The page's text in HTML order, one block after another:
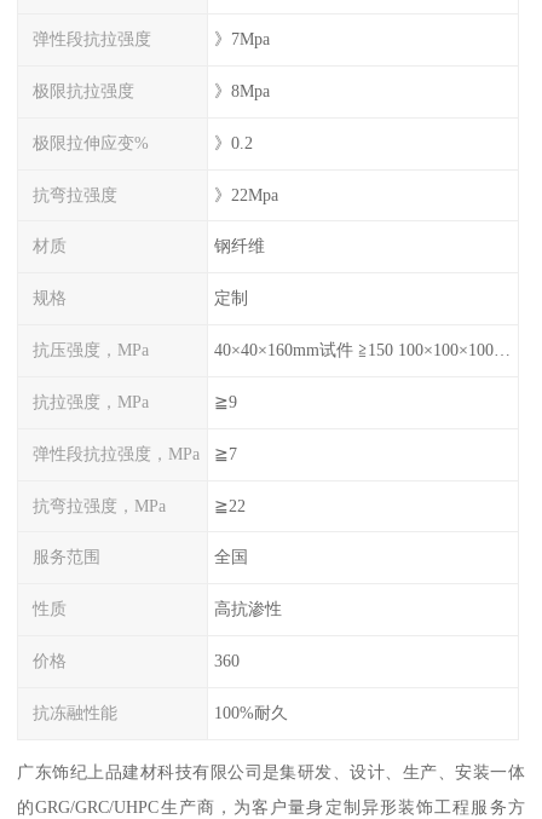
弹性段抗拉强度 》7Mpa
极限抗拉强度 》8Mpa
极限拉伸应变% 》0.2
抗弯拉强度 》22Mpa
材质 钢纤维
规格 定制
抗压强度，MPa 40×40×160mm试件 ≧150 100×100×100mm试件≧120
抗拉强度，MPa ≧9
弹性段抗拉强度，MPa ≧7
抗弯拉强度，MPa ≧22
服务范围 全国
性质 高抗渗性
价格 360
抗冻融性能 100%耐久
广东饰纪上品建材科技有限公司是集研发、设计、生产、安装一体
的GRG/GRC/UHPC生产商，为客户量身定制异形装饰工程服务方